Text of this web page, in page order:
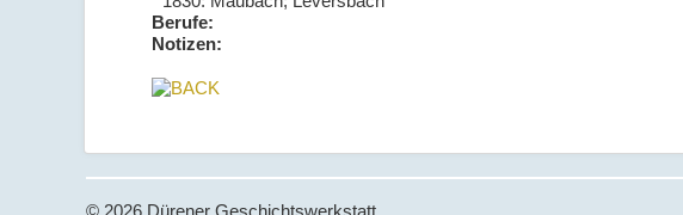
Berufe:
Notizen:
© 2026 Dürener Geschichtswerkstatt